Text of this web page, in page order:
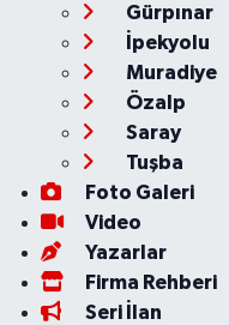
Gürpınar
İpekyolu
Muradiye
Özalp
Saray
Tuşba
Foto Galeri
Video
Yazarlar
Firma Rehberi
Seri İlan